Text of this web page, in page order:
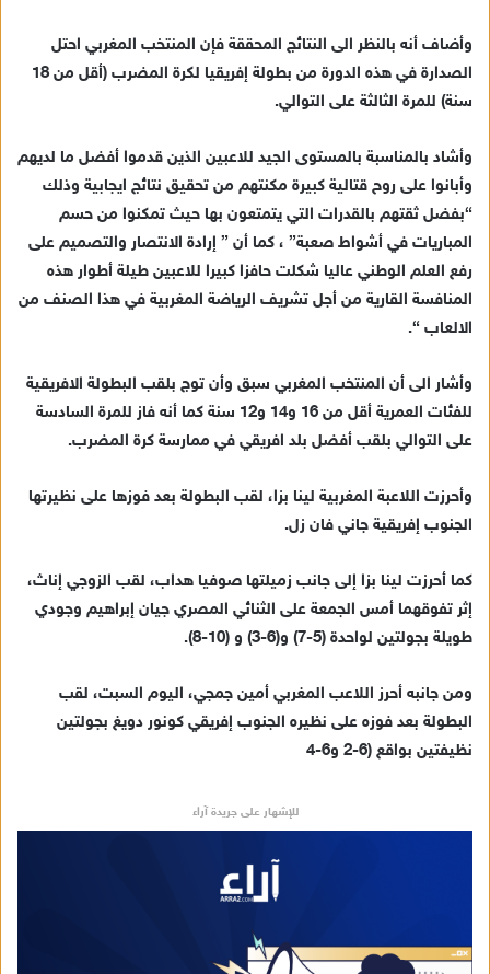
وأضاف أنه بالنظر الى النتائج المحققة فإن المنتخب المغربي احتل
الصدارة في هذه الدورة من بطولة إفريقيا لكرة المضرب (أقل من 18
سنة) للمرة الثالثة على التوالي.
وأشاد بالمناسبة بالمستوى الجيد للاعبين الذين قدموا أفضل ما لديهم
وأبانوا على روح قتالية كبيرة مكنتهم من تحقيق نتائج ايجابية وذلك
“بفضل ثقتهم بالقدرات التي يتمتعون بها حيث تمكنوا من حسم
المباريات في أشواط صعبة” ، كما أن ” إرادة الانتصار والتصميم على
رفع العلم الوطني عاليا شكلت حافزا كبيرا للاعبين طيلة أطوار هذه
المنافسة القارية من أجل تشريف الرياضة المغربية في هذا الصنف من
الالعاب “.
وأشار الى أن المنتخب المغربي سبق وأن توج بلقب البطولة الافريقية
للفئات العمرية أقل من 16 و14 و12 سنة كما أنه فاز للمرة السادسة
على التوالي بلقب أفضل بلد افريقي في ممارسة كرة المضرب.
وأحرزت اللاعبة المغربية لينا بزا، لقب البطولة بعد فوزها على نظيرتها
الجنوب إفريقية جاني فان زل.
كما أحرزت لينا بزا إلى جانب زميلتها صوفيا هداب، لقب الزوجي إناث،
إثر تفوقهما أمس الجمعة على الثنائي المصري جيان إبراهيم وجودي
طويلة بجولتين لواحدة (5-7) و(6-3) و (10-8).
ومن جانبه أحرز اللاعب المغربي أمين جمجي، اليوم السبت، لقب
البطولة بعد فوزه على نظيره الجنوب إفريقي كونور دويغ بجولتين
نظيفتين بواقع (6-2 و6-4
للإشهار على جريدة آراء